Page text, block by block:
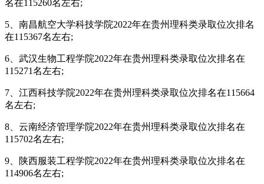
名在115260名左右;
5、南昌航空大学科技学院2022年在贵州理科类录取位次排名
在115367名左右;
6、武汉生物工程学院2022年在贵州理科类录取位次排名在
115271名左右;
7、江西科技学院2022年在贵州理科类录取位次排名在115664
名左右;
8、云南经济管理学院2022年在贵州理科类录取位次排名在
115702名左右;
9、陕西服装工程学院2022年在贵州理科类录取位次排名在
114906名左右;